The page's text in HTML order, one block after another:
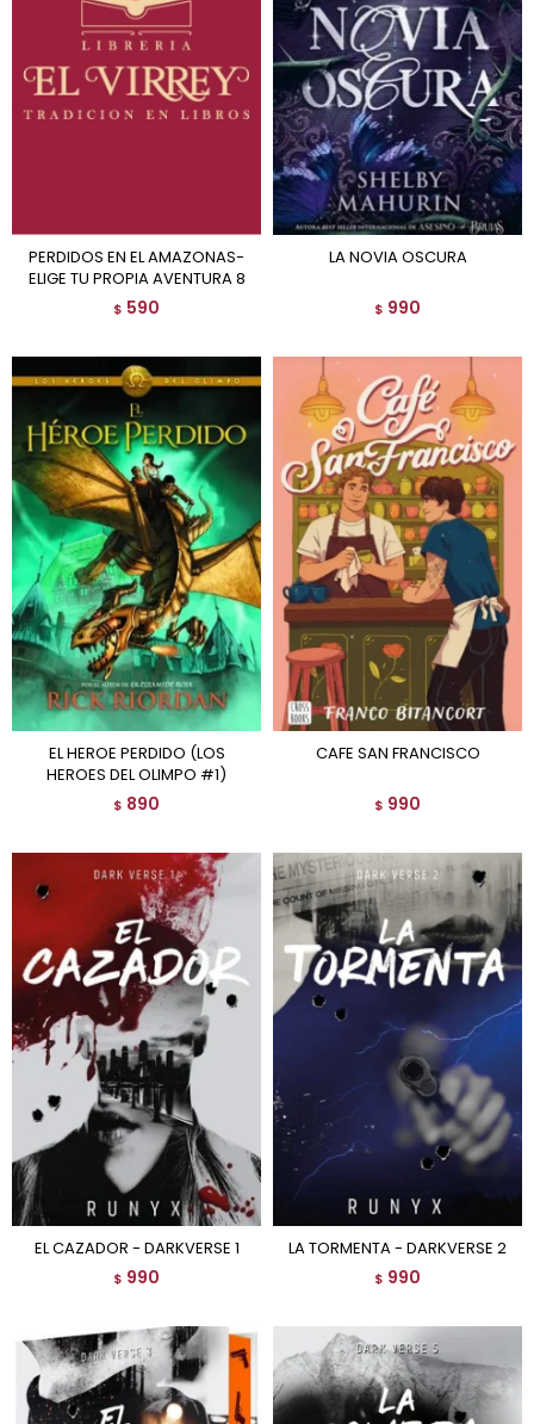
PERDIDOS EN EL AMAZONAS-
ELIGE TU PROPIA AVENTURA 8
$ 590
LA NOVIA OSCURA
$ 990
EL HEROE PERDIDO (LOS
HEROES DEL OLIMPO #1)
$ 890
CAFE SAN FRANCISCO
$ 990
EL CAZADOR - DARKVERSE 1
$ 990
LA TORMENTA - DARKVERSE 2
$ 990